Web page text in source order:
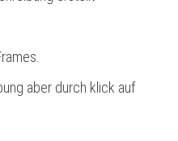
aber durch klick auf